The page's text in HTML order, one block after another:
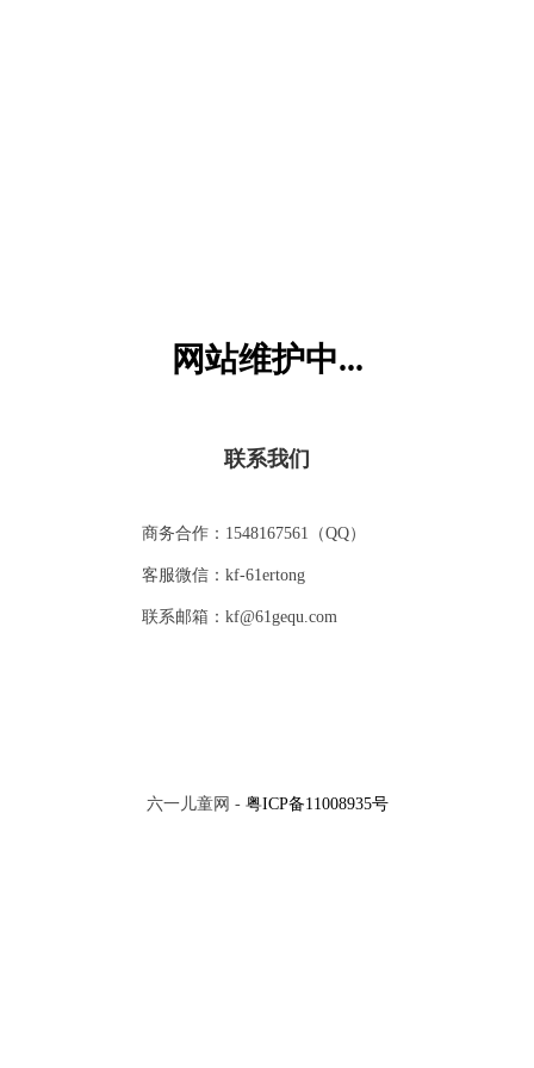
网站维护中...
联系我们
商务合作：1548167561（QQ）
客服微信：kf-61ertong
联系邮箱：kf@61gequ.com
六一儿童网 - 粤ICP备11008935号